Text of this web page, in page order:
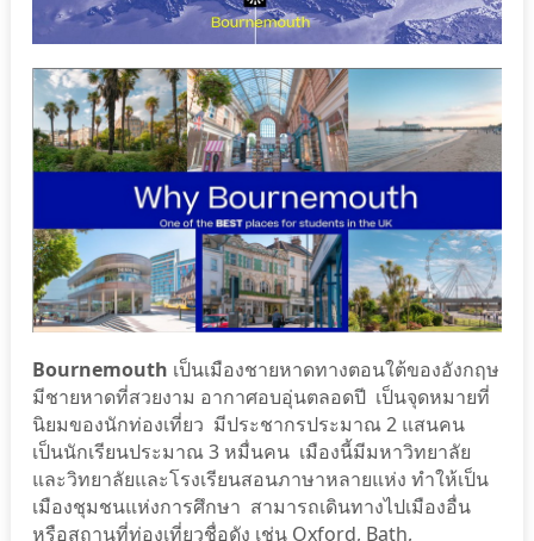
Bournemouth เป็นเมืองชายหาดทางตอนใต้ของอังกฤษ
มีชายหาดที่สวยงาม อากาศอบอุ่นตลอดปี เป็นจุดหมายที่
นิยมของนักท่องเที่ยว มีประชากรประมาณ 2 แสนคน
เป็นนักเรียนประมาณ 3 หมื่นคน เมืองนี้มีมหาวิทยาลัย
และวิทยาลัยและโรงเรียนสอนภาษาหลายแห่ง ทำให้เป็น
เมืองชุมชนแห่งการศึกษา สามารถเดินทางไปเมืองอื่น
หรือสถานที่ท่องเที่ยวชื่อดัง เช่น Oxford, Bath,